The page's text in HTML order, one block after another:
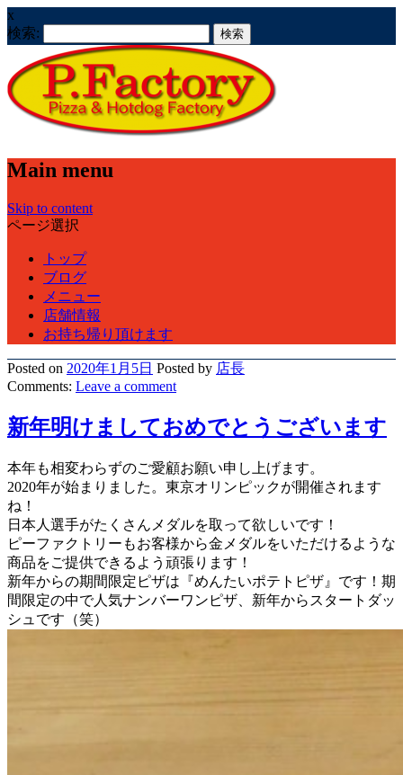
x
検索:
Main menu
Skip to content
ページ選択
トップ
ブログ
メニュー
店舗情報
お持ち帰り頂けます
Posted on 2020年1月5日 Posted by 店長
Comments: Leave a comment
新年明けましておめでとうございます
本年も相変わらずのご愛顧お願い申し上げます。
2020年が始まりました。東京オリンピックが開催されます
ね！
日本人選手がたくさんメダルを取って欲しいです！
ピーファクトリーもお客様から金メダルをいただけるような
商品をご提供できるよう頑張ります！
新年からの期間限定ピザは『めんたいポテトピザ』です！期
間限定の中で人気ナンバーワンピザ、新年からスタートダッ
シュです（笑）